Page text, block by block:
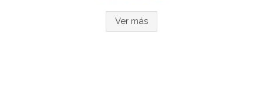
Ver más